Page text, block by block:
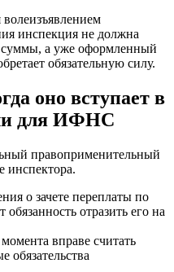
волеизъявлением
инспекция не должна
суммы, а уже оформленный
обязательную силу.
оно вступает в
для ИФНС
правоприменительный
инспектора.
о зачете переплаты по
отразить его на
вправе считать
обязательства